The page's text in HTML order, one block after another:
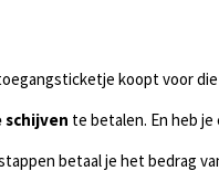
koopt voor die
schijven te betalen. En heb
betaal je het bedrag